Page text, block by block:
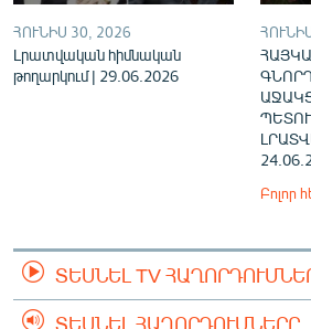
ՀՈՒՆԻՍ 30, 2026
Լրատվական հիմնական
թողարկում | 29.06.2026
Բոլոր
ՏԵՍՆԵԼ TV
ՏԵՍՆԵԼ ՀԱՂՈՐԴՈՒՄՆԵՐԸ